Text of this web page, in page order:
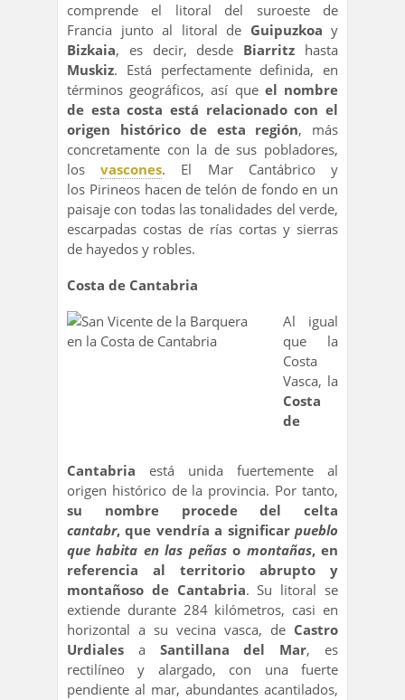
comprende el litoral del suroeste de
Francia junto al litoral de Guipuzkoa y
Bizkaia, es decir, desde Biarritz hasta
Muskiz. Está perfectamente definida, en
términos geográficos, así que el nombre
de esta costa está relacionado con el
origen histórico de esta región, más
concretamente con la de sus pobladores,
losvascones. El Mar Cantábrico y
los Pirineos hacen de telón de fondo en un
paisaje con todas las tonalidades del verde,
escarpadas costas de rías cortas y sierras
de hayedos y robles.
Costa de Cantabria
Al igual
que la
Costa
Vasca, la
Costa
de
Cantabria está unida fuertemente al
origen histórico de la provincia. Por tanto,
su nombre procede del celta
cantabr, que vendría a significar pueblo
que habita en las peñaso montañas, en
referencia al territorio abrupto y
montañoso de Cantabria. Su litoral se
extiende durante 284 kilómetros, casi en
horizontal a su vecina vasca, de Castro
Urdiales a Santillana del Mar, es
rectilíneo y alargado, con una fuerte
pendiente al mar, abundantes acantilados,